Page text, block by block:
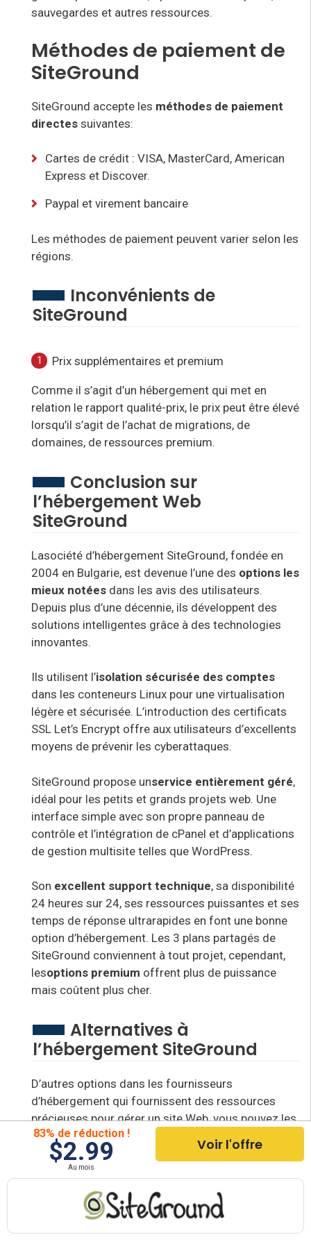
sauvegardes et autres ressources.
Méthodes de paiement de
SiteGround
SiteGround accepte les méthodes de paiement
directes suivantes:
Cartes de crédit : VISA, MasterCard, American
Express et Discover.
Paypal et virement bancaire
Les méthodes de paiement peuvent varier selon les
régions.
Inconvénients de
SiteGround
Prix supplémentaires et premium
Comme il s’agit d’un hébergement qui met en
relation le rapport qualité-prix, le prix peut être élevé
lorsqu’il s’agit de l’achat de migrations, de
domaines, de ressources premium.
Conclusion sur
l’hébergement Web
SiteGround
Lasociété d’hébergement SiteGround, fondée en
2004 en Bulgarie, est devenue l’une des options les
mieux notées dans les avis des utilisateurs.
Depuis plus d’une décennie, ils développent des
solutions intelligentes grâce à des technologies
innovantes.
Ils utilisent l’isolation sécurisée des comptes
dans les conteneurs Linux pour une virtualisation
légère et sécurisée. L’introduction des certificats
SSL Let’s Encrypt offre aux utilisateurs d’excellents
moyens de prévenir les cyberattaques.
SiteGround propose unservice entièrement géré,
idéal pour les petits et grands projets web. Une
interface simple avec son propre panneau de
contrôle et l’intégration de cPanel et d’applications
de gestion multisite telles que WordPress.
Son excellent support technique, sa disponibilité
24 heures sur 24, ses ressources puissantes et ses
temps de réponse ultrarapides en font une bonne
option d’hébergement. Les 3 plans partagés de
SiteGround conviennent à tout projet, cependant,
lesoptions premium offrent plus de puissance
mais coûtent plus cher.
Alternatives à
l’hébergement SiteGround
D’autres options dans les fournisseurs
d’hébergement qui fournissent des ressources
précieuses pour gérer un site Web, vous pouvez les
acquérir dans le tableau suivant :
83% de réduction !
$2.99
Au mois
Voir l'offre